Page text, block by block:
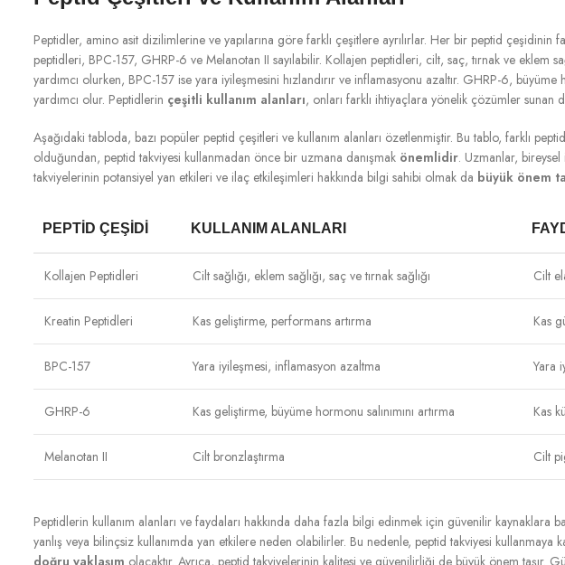
Peptidler, amino asit dizilimlerine ve yapılarına göre farklı çeşitlere ayrılırlar. Her bir peptid çeşidinin
peptidleri, BPC-157, GHRP-6 ve Melanotan II sayılabilir. Kollajen peptidleri, cilt, saç, tırnak ve eklem
yardımcı olurken, BPC-157 ise yara iyileşmesini hızlandırır ve inflamasyonu azaltır. GHRP-6,
yardımcı olur. Peptidlerin çeşitli kullanım alanları, onları farklı ihtiyaçlara yönelik çözümler sunan
Aşağıdaki tabloda, bazı popüler peptid çeşitleri ve kullanım alanları özetlenmiştir. Bu tablo, farklı
olduğundan, peptid takviyesi kullanmadan önce bir uzmana danışmak önemlidir. Uzmanlar,
takviyelerinin potansiyel yan etkileri ve ilaç etkileşimleri hakkında bilgi sahibi olmak da büyük önem
PEPTID ÇEŞIDI KULLANIM ALANLARI
Kollajen Peptidleri Cilt sağlığı, eklem sağlığı, saç ve tırnak sağlığı Cilt
Kreatin Peptidleri Kas geliştirme, performans artırma Kas
BPC-157 Yara iyileşmesi, inflamasyon azaltma Yara
GHRP-6 Kas geliştirme, büyüme hormonu salınımını artırma Kas
Melanotan II Cilt bronzlaştırma Cilt
Peptidlerin kullanım alanları ve faydaları hakkında daha fazla bilgi edinmek için güvenilir kaynaklara
yanlış veya bilinçsiz kullanımda yan etkilere neden olabilirler. Bu nedenle, peptid takviyesi
doğru yaklaşım olacaktır. Ayrıca, peptid takviyelerinin kalitesi ve güvenilirliği de büyük önem taşır.